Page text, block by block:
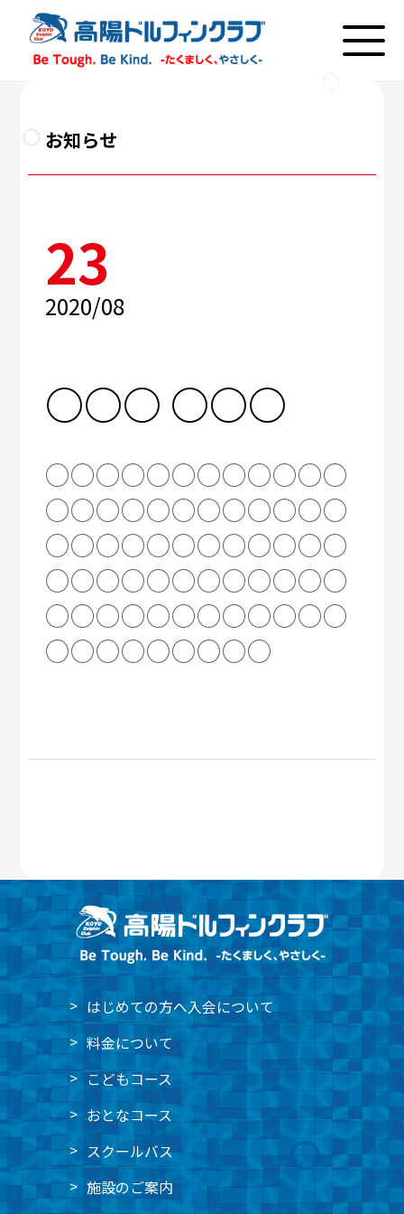
お知らせ
23
2020/08
○○○ ○○○
○○○○○○○○○○○○
○○○○○○○○○○○○
○○○○○○○○○○○○
○○○○○○○○○○○○
○○○○○○○○○○○○
○○○○○○○○○
はじめての方へ入会について
料金について
こどもコース
おとなコース
スクールバス
施設のご案内